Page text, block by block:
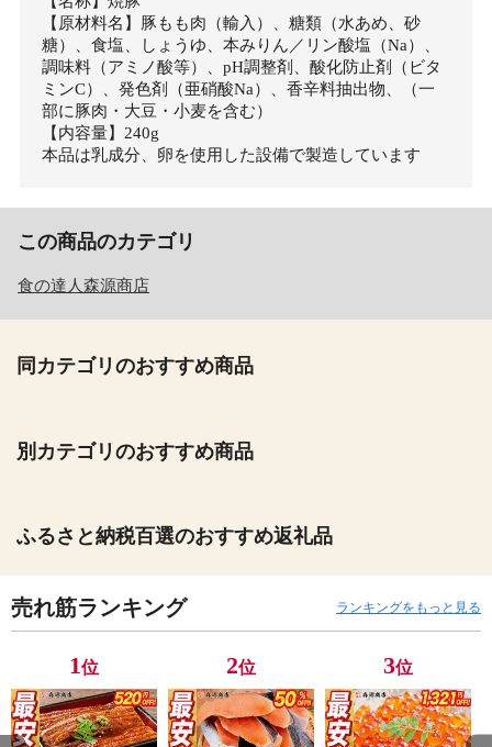
【原材料名】豚もも肉（輸入）、糖類（水あめ、砂
糖）、食塩、しょうゆ、本みりん／リン酸塩（Na）、
調味料（アミノ酸等）、pH調整剤、酸化防止剤（ビタ
ミンC）、発色剤（亜硝酸Na）、香辛料抽出物、（一
部に豚肉・大豆・小麦を含む）
【内容量】240g
本品は乳成分、卵を使用した設備で製造しています
この商品のカテゴリ
食の達人森源商店
同カテゴリのおすすめ商品
別カテゴリのおすすめ商品
ふるさと納税百選のおすすめ返礼品
売れ筋ランキング ランキングをもっと見る
1位 2位 3位